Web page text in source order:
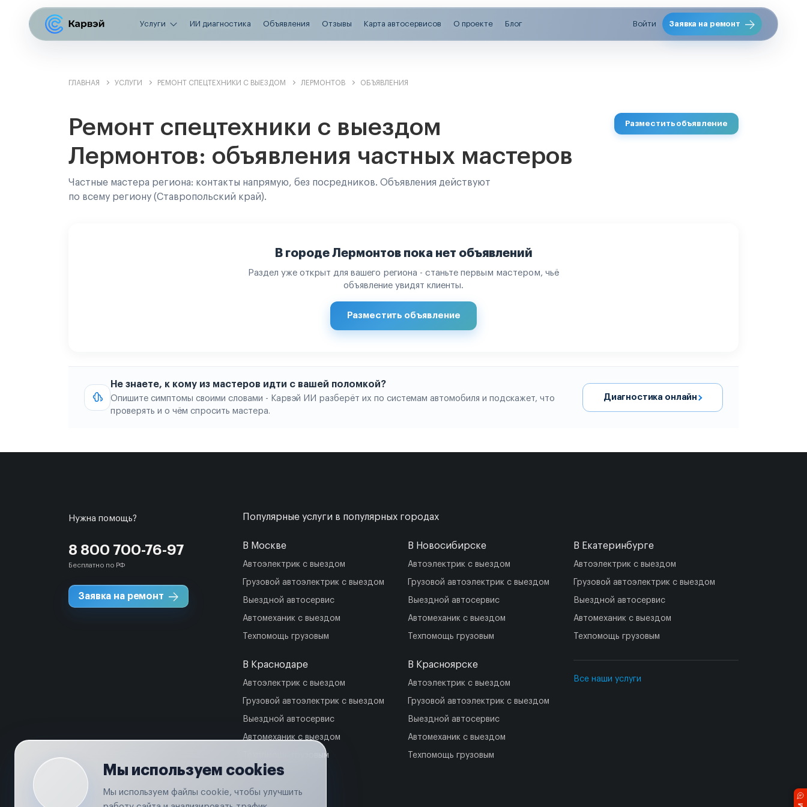
Услуги ИИ диагностика Объявления Отзывы Карта автосервисов О проекте Блог Войти Заявка на ремонт
ГЛАВНАЯ УСЛУГИ РЕМОНТ СПЕЦТЕХНИКИ С ВЫЕЗДОМ ЛЕРМОНТОВ ОБЪЯВЛЕНИЯ
Ремонт спецтехники с выездом
Лермонтов: объявления частных мастеров
Частные мастера региона: контакты напрямую, без посредников. Объявления действуют
по всему региону (Ставропольский край).
Разместить объявление
В городе Лермонтов пока нет объявлений
Раздел уже открыт для вашего региона - станьте первым мастером, чьё
объявление увидят клиенты.
Разместить объявление
Не знаете, к кому из мастеров идти с вашей поломкой?
Опишите симптомы своими словами - Карвэй ИИ разберёт их по системам автомобиля и подскажет, что
проверять и о чём спросить мастера.
Диагностика онлайн
Нужна помощь?
8 800 700-76-97
Бесплатно по РФ
Заявка на ремонт
Популярные услуги в популярных городах
В Москве
Автоэлектрик с выездом
Грузовой автоэлектрик с выездом
Выездной автосервис
Автомеханик с выездом
Техпомощь грузовым
В Краснодаре
Автоэлектрик с выездом
Грузовой автоэлектрик с выездом
Выездной автосервис
Автомеханик с выездом
Техпомощь грузовым
В Новосибирске
Автоэлектрик с выездом
Грузовой автоэлектрик с выездом
Выездной автосервис
Автомеханик с выездом
Техпомощь грузовым
В Красноярске
Автоэлектрик с выездом
Грузовой автоэлектрик с выездом
Выездной автосервис
Автомеханик с выездом
Техпомощь грузовым
В Екатеринбурге
Автоэлектрик с выездом
Грузовой автоэлектрик с выездом
Выездной автосервис
Автомеханик с выездом
Техпомощь грузовым
Все наши услуги
Мы используем cookies
Мы используем файлы cookie, чтобы улучшить